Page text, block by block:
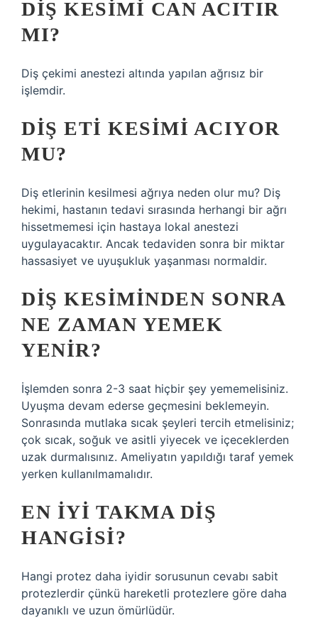
DIŞ KESIMI CAN ACITIR
MI?
Diş çekimi anestezi altında yapılan ağrısız bir
işlemdir.
DIŞ ETI KESIMI ACIYOR
MU?
Diş etlerinin kesilmesi ağrıya neden olur mu? Diş
hekimi, hastanın tedavi sırasında herhangi bir ağrı
hissetmemesi için hastaya lokal anestezi
uygulayacaktır. Ancak tedaviden sonra bir miktar
hassasiyet ve uyuşukluk yaşanması normaldir.
DIŞ KESIMINDEN SONRA
NE ZAMAN YEMEK
YENIR?
İşlemden sonra 2-3 saat hiçbir şey yememelisiniz.
Uyuşma devam ederse geçmesini beklemeyin.
Sonrasında mutlaka sıcak şeyleri tercih etmelisiniz;
çok sıcak, soğuk ve asitli yiyecek ve içeceklerden
uzak durmalısınız. Ameliyatın yapıldığı taraf yemek
yerken kullanılmamalıdır.
EN IYI TAKMA DIŞ
HANGISI?
Hangi protez daha iyidir sorusunun cevabı sabit
protezlerdir çünkü hareketli protezlere göre daha
dayanıklı ve uzun ömürlüdür.